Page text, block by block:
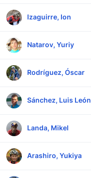
Izaguirre, Ion
Natarov, Yuriy
Rodríguez, Óscar
Sánchez, Luis León
Landa, Mikel
Arashiro, Yukiya